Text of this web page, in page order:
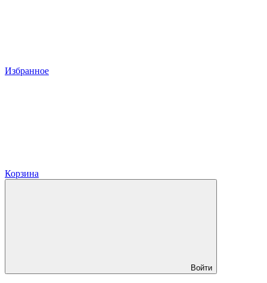
Избранное
Корзина
Войти